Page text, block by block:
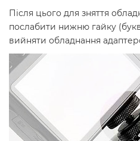
Після цього для зняття
послабити нижню гайку
вийняти обладнання